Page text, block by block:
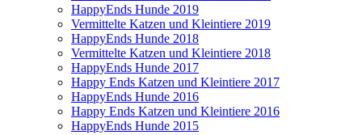
HappyEnds Hunde 2019
Vermittelte Katzen und Kleintiere 2019
HappyEnds Hunde 2018
Vermittelte Katzen und Kleintiere 2018
HappyEnds Hunde 2017
Happy Ends Katzen und Kleintiere 2017
HappyEnds Hunde 2016
Happy Ends Katzen und Kleintiere 2016
HappyEnds Hunde 2015